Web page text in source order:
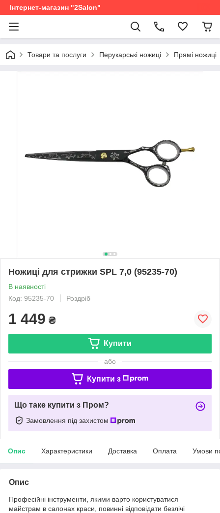
Інтернет-магазин "2Salon"
Товари та послуги Перукарські ножиці Прямі ножиці
Ножиці для стрижки SPL 7,0 (95235-70)
В наявності
Код: 95235-70
Роздріб
1 449 ₴
Купити
або
Купити з
Що таке купити з Пром?
Замовлення під захистом
Опис Характеристики Доставка Оплата Умови
Опис
Професійні інструменти, якими варто користуватися
майстрам в салонах краси, повинні відповідати безлічі